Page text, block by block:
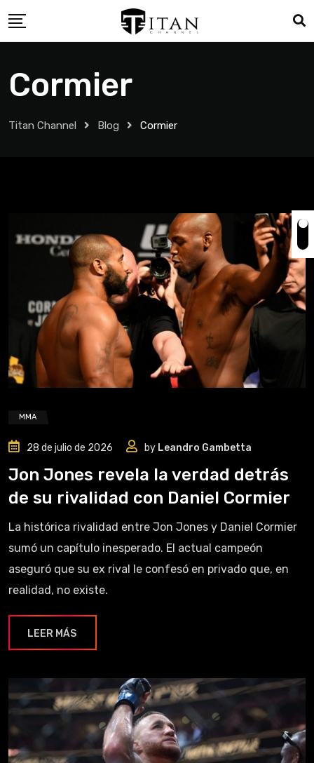
Cormier
Titan Channel Blog Cormier
MMA
28 de julio de 2026 by Leandro Gambetta
Jon Jones revela la verdad detrás
de su rivalidad con Daniel Cormier
La histórica rivalidad entre Jon Jones y Daniel Cormier
sumó un capítulo inesperado. El actual campeón
aseguró que su ex rival le confesó en privado que, en
realidad, no existe.
LEER MÁS